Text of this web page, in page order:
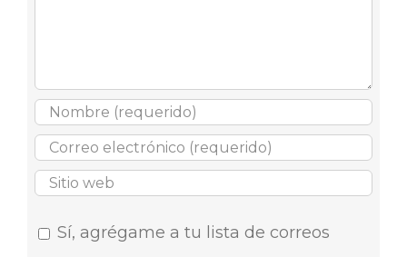
Sí, agrégame a tu lista de correos